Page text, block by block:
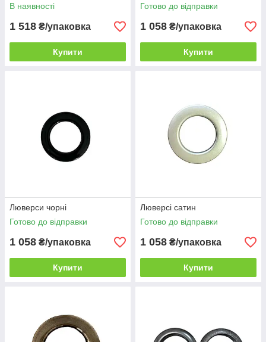
В наявності
1 518 ₴/упаковка
Купити
Готово до відправки
1 058 ₴/упаковка
Купити
Люверси чорні
Готово до відправки
1 058 ₴/упаковка
Купити
Люверсі сатин
Готово до відправки
1 058 ₴/упаковка
Купити